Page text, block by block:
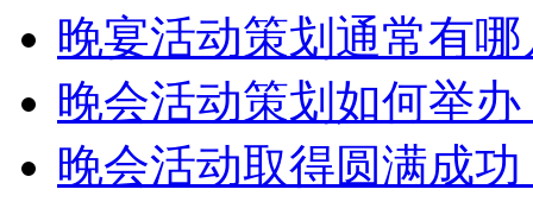
晚宴活动策划通常有
晚会活动策划如何举
晚会活动取得圆满成